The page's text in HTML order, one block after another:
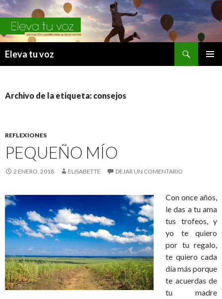
Eleva tu voz
Archivo de la etiqueta: consejos
REFLEXIONES
PEQUEÑO MÍO
2 ENERO, 2018 ELISABETTE DEJAR UN COMENTARIO
Con once años,
le das a tu ama
tus trofeos, y
yo te quiero
por tu regalo,
te quiero cada
día más porque
te acuerdas de
tu madre